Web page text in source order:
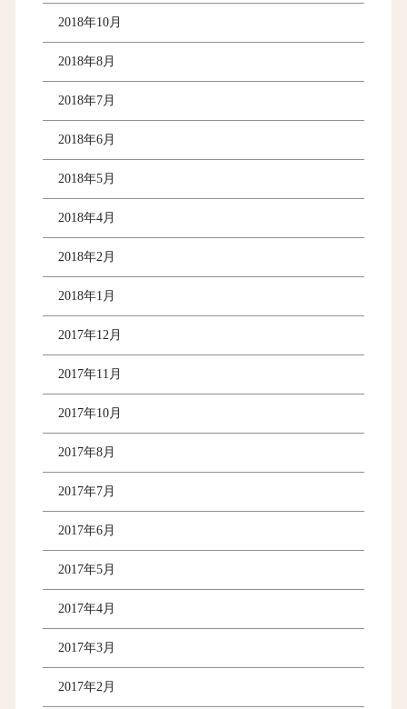
2018年10月
2018年8月
2018年7月
2018年6月
2018年5月
2018年4月
2018年2月
2018年1月
2017年12月
2017年11月
2017年10月
2017年8月
2017年7月
2017年6月
2017年5月
2017年4月
2017年3月
2017年2月